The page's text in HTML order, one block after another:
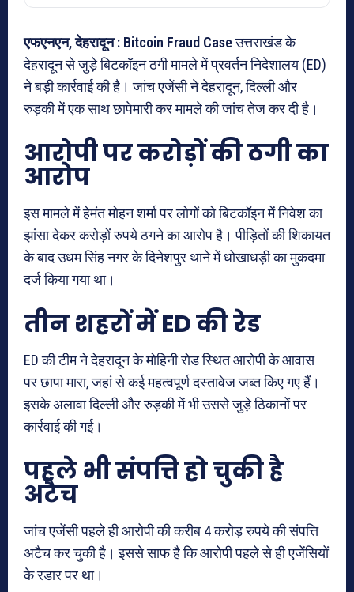
एफएनएन, देहरादून : Bitcoin Fraud Caseउत्तराखंड के
देहरादूनसे जुड़े बिटकॉइन ठगी मामले मेंप्रवर्तन निदेशालय(ED)
ने बड़ी कार्रवाई की है। जांच एजेंसी ने देहरादून, दिल्ली और
रुड़की में एक साथ छापेमारी कर मामले की जांच तेज कर दी है।
आरोपी पर करोड़ों की ठगी का
आरोप
इस मामले में हेमंत मोहन शर्मा पर लोगों को बिटकॉइन में निवेश का
झांसा देकर करोड़ों रुपये ठगने का आरोप है। पीड़ितों की शिकायत
के बाद उधम सिंह नगर के दिनेशपुर थाने में धोखाधड़ी का मुकदमा
दर्ज किया गया था।
तीन शहरों में ED की रेड
ED की टीम ने देहरादून के मोहिनी रोड स्थित आरोपी के आवास
पर छापा मारा, जहां से कई महत्वपूर्ण दस्तावेज जब्त किए गए हैं।
इसके अलावा दिल्ली और रुड़की में भी उससे जुड़े ठिकानों पर
कार्रवाई की गई।
पहले भी संपत्ति हो चुकी है
अटैच
जांच एजेंसी पहले ही आरोपी की करीब 4 करोड़ रुपये की संपत्ति
अटैच कर चुकी है। इससे साफ है कि आरोपी पहले से ही एजेंसियों
के रडार पर था।